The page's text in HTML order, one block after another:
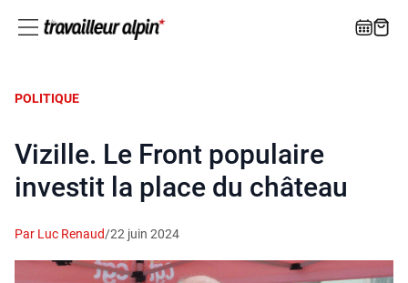
POLITIQUE
Vizille. Le Front populaire
investit la place du château
Par Luc Renaud/22 juin 2024